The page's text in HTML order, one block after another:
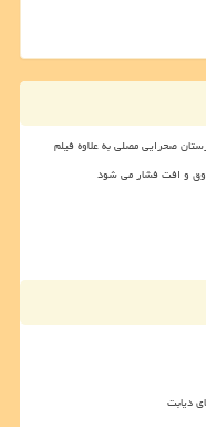
و افت فشار می شود
دیابت